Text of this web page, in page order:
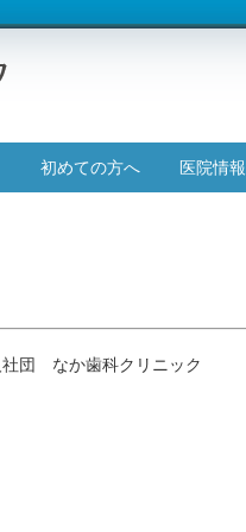
初めての方へ 医院情報
団 なか歯科クリニック